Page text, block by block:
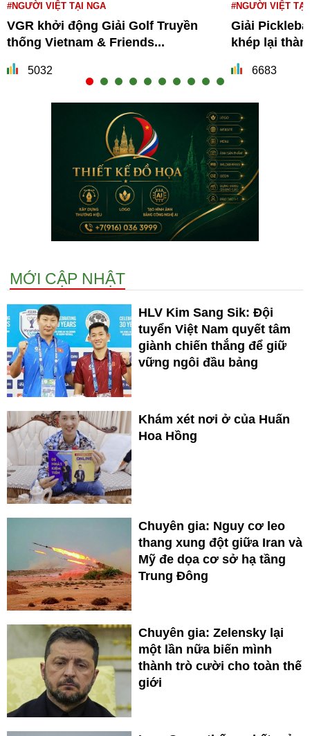
#NGƯỜI VIỆT TẠI NGA
VGR khởi động Giải Golf Truyền
thống Vietnam & Friends...
5032
#NGƯỜI VIỆT TẠI
Giải
khép lại
6683
MỚI CẬP NHẬT
HLV Kim Sang Sik: Đội
tuyển Việt Nam quyết tâm
giành chiến thắng để giữ
vững ngôi đầu bảng
Khám xét nơi ở của Huấn
Hoa Hồng
Chuyên gia: Nguy cơ leo
thang xung đột giữa Iran và
Mỹ đe dọa cơ sở hạ tầng
Trung Đông
Chuyên gia: Zelensky lại
một lần nữa biến mình
thành trò cười cho toàn thế
giới